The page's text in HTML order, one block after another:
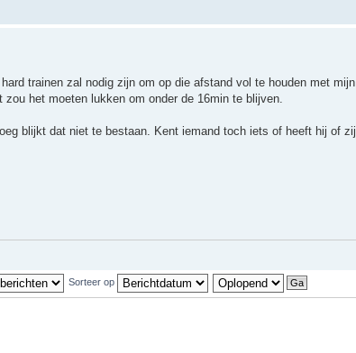
trainen zal nodig zijn om op die afstand vol te houden met mijn
het moeten lukken om onder de 16min te blijven.
blijkt dat niet te bestaan. Kent iemand toch iets of heeft hij of zij
Sorteer op